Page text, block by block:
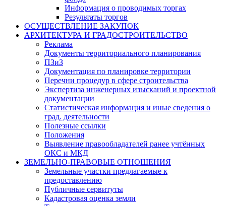
Информация о проводимых торгах
Результаты торгов
ОСУЩЕСТВЛЕНИЕ ЗАКУПОК
АРХИТЕКТУРА И ГРАДОСТРОИТЕЛЬСТВО
Реклама
Документы территориального планирования
ПЗиЗ
Документация по планировке территории
Перечни процедур в сфере строительства
Экспертиза инженерных изысканий и проектной
документации
Статистическая информация и иные сведения о
град. деятельности
Полезные ссылки
Положения
Выявление правообладателей ранее учтённых
ОКС и МКД
ЗЕМЕЛЬНО-ПРАВОВЫЕ ОТНОШЕНИЯ
Земельные участки предлагаемые к
предоставлению
Публичные сервитуты
Кадастровая оценка земли